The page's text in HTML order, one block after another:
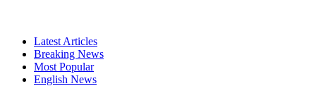
Latest Articles
Breaking News
Most Popular
English News